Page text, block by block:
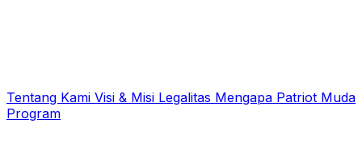
Tentang Kami Visi & Misi Legalitas Mengapa Patriot Muda
Program